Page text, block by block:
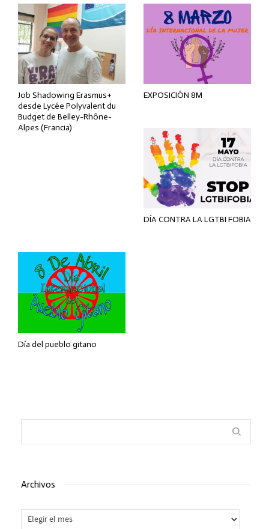
Job Shadowing Erasmus+
desde Lycée Polyvalent du
Budget de Belley-Rhône-
Alpes (Francia)
EXPOSICIÓN 8M
DÍA CONTRA LA LGTBI FOBIA
Día del pueblo gitano
Archivos
Archivos